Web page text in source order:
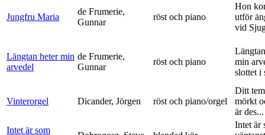
Jungfru Maria
de Frumerie,
Gunnar
röst och piano
Hon
utför
vid
Längtan heter min
arvedel
de Frumerie,
Gunnar
röst och piano
min
slottet i
Vinterorgel Dicander, Jörgen röst och piano/orgel
Ditt
mörkt
är des...
Intet är som
Intet är